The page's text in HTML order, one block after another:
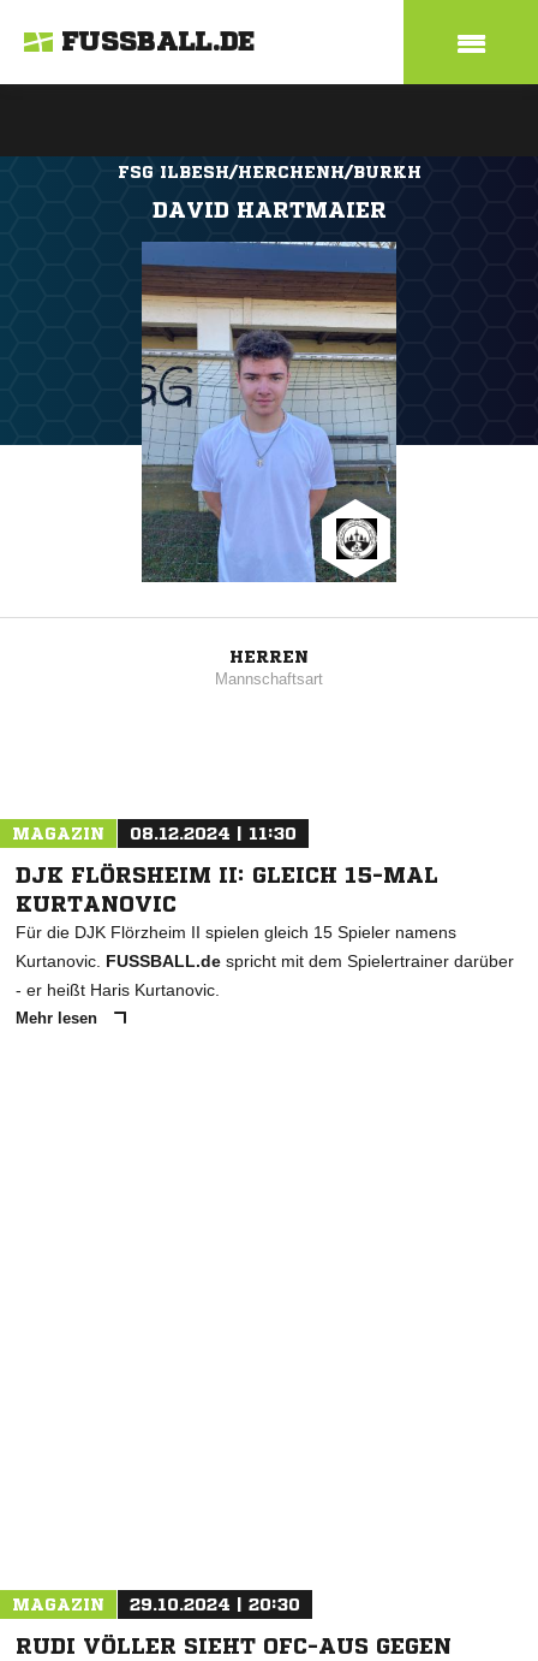
FUSSBALL.DE
FSG ILBESH/HERCHENH/BURKH
DAVID HARTMAIER
HERREN
Mannschaftsart
MAGAZIN 08.12.2024 | 11:30
DJK FLÖRSHEIM II: GLEICH 15-MAL
KURTANOVIC
Für die DJK Flörzheim II spielen gleich 15 Spieler namens
Kurtanovic. FUSSBALL.de spricht mit dem Spielertrainer darüber
- er heißt Haris Kurtanovic.
Mehr lesen
MAGAZIN 29.10.2024 | 20:30
RUDI VÖLLER SIEHT OFC-AUS GEGEN